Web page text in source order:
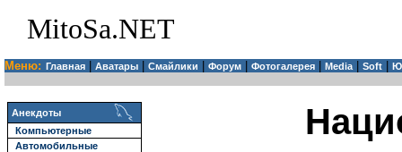
MitoSa.NET
Меню: Главная Аватары Смайлики Форум Фотогалерея Media| Soft
Анекдоты
Компьютерные
Автомобильные